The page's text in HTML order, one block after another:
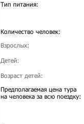
Тип питания:
Количество человек:
Взрослых:
Детей:
Возраст детей:
Предполагаемая цена тура
на человека за всю поездку: